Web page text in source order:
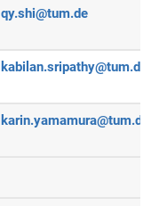
qy.shi@tum.de
kabilan.sripathy@tum.de
karin.yamamura@tum.de